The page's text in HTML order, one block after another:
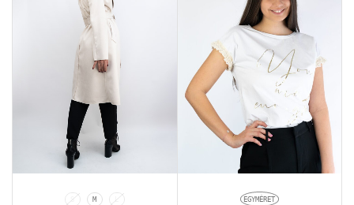
S M L EGYMÉRET